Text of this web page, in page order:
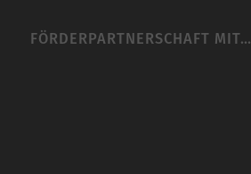
FÖRDERPARTNERSCHAFT MIT…